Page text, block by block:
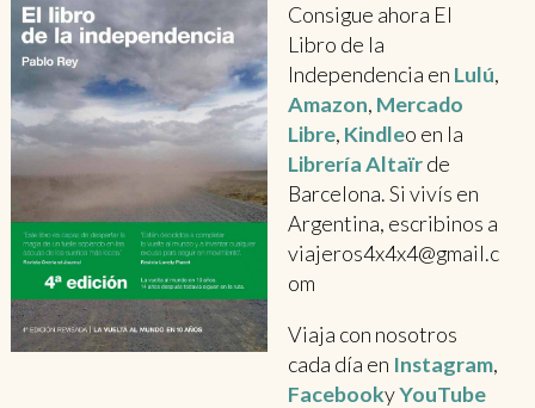
Consigue ahora El
Libro de la
Independencia en Lulú,
Amazon, Mercado
Libre, Kindleo en la
Librería Altaïrde
Barcelona. Si vivís en
Argentina, escribinos a
viajeros4x4x4@gmail.c
om
Viaja con nosotros
cada día en Instagram,
FacebookyYouTube